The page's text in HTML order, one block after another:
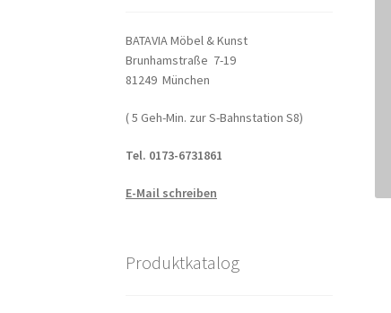
BATAVIA Möbel & Kunst
Brunhamstraße 7-19
81249 München
( 5 Geh-Min. zur S-Bahnstation S8)
Tel. 0173-6731861
E-Mail schreiben
Produktkatalog